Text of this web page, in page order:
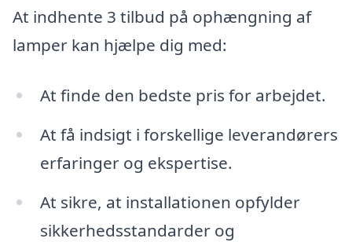
At indhente 3 tilbud på ophængning af
lamper kan hjælpe dig med:
At finde den bedste pris for arbejdet.
At få indsigt i forskellige leverandørers
erfaringer og ekspertise.
At sikre, at installationen opfylder
sikkerhedsstandarder og